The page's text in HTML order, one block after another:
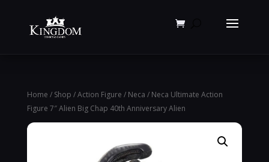
Home / Shop /Action Figure / Neca / Neca Ultimate Action
Figure 7″ Alien Big Chap 40th Anniversary Alien